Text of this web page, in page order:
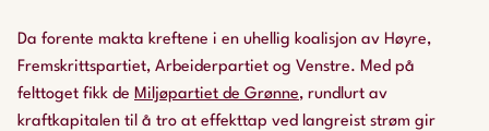
Da forente makta kreftene i en uhellig koalisjon av Høyre,
Fremskrittspartiet, Arbeiderpartiet og Venstre. Med på
felttoget fikk de Miljøpartiet de Grønne, rundlurt av
kraftkapitalen til å tro at effekttap ved langreist strøm gir